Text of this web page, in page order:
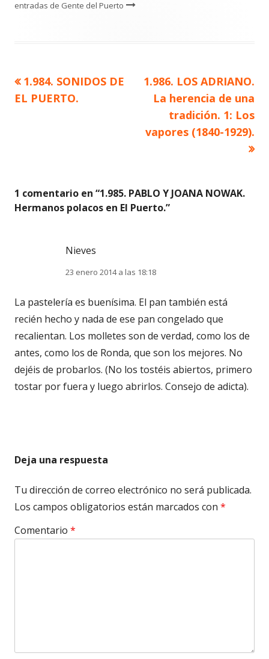
entradas de Gente del Puerto
Navegación
Artículo
anterior
1.984. SONIDOS DE
EL PUERTO.
Artículo
siguiente
1.986. LOS ADRIANO.
La herencia de una
tradición. 1: Los
vapores (1840-1929).
1 comentario en “1.985. PABLO Y JOANA NOWAK.
Hermanos polacos en El Puerto.”
Nieves
23 enero 2014 a las 18:18
La pastelería es buenísima. El pan también está
recién hecho y nada de ese pan congelado que
recalientan. Los molletes son de verdad, como los de
antes, como los de Ronda, que son los mejores. No
dejéis de probarlos. (No los tostéis abiertos, primero
tostar por fuera y luego abrirlos. Consejo de adicta).
Deja una respuesta
Tu dirección de correo electrónico no será publicada.
Los campos obligatorios están marcados con *
Comentario *